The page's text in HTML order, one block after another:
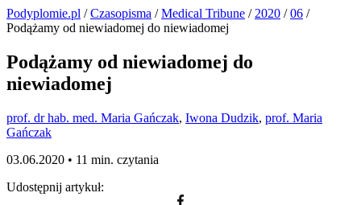
Podyplomie.pl /Czasopisma /Medical Tribune / 2020 /06 /
Podążamy od niewiadomej do niewiadomej
Podążamy od niewiadomej do
niewiadomej
prof. dr hab. med. Maria Gańczak, Iwona Dudzik, prof. Maria
Gańczak
03.06.2020 • 11 min. czytania
Udostępnij artykuł: